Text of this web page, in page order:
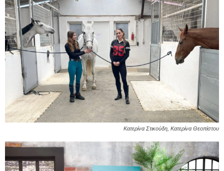
Κατερίνα Στικούδη, Κατερίνα Θεοπίστου